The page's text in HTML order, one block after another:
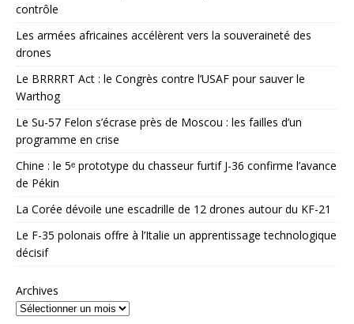
contrôle
Les armées africaines accélèrent vers la souveraineté des
drones
Le BRRRRT Act : le Congrès contre l’USAF pour sauver le
Warthog
Le Su-57 Felon s’écrase près de Moscou : les failles d’un
programme en crise
Chine : le 5ᵉ prototype du chasseur furtif J-36 confirme l’avance
de Pékin
La Corée dévoile une escadrille de 12 drones autour du KF-21
Le F-35 polonais offre à l’Italie un apprentissage technologique
décisif
Archives